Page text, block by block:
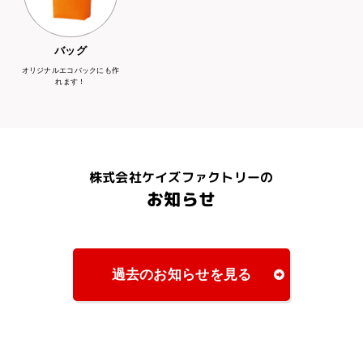
バッグ
オリジナルエコバックにも作
れます！
株式会社ケイズファクトリーの
お知らせ
過去のお知らせを見る